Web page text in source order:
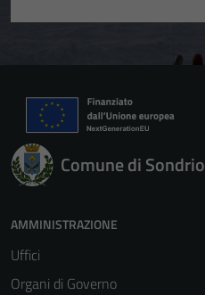
Comune di Sondrio
AMMINISTRAZIONE
Uffici
Organi di Governo